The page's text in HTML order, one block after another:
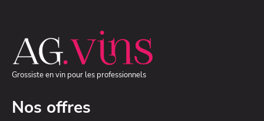
Grossiste en vin pour les professionnels
Nos offres